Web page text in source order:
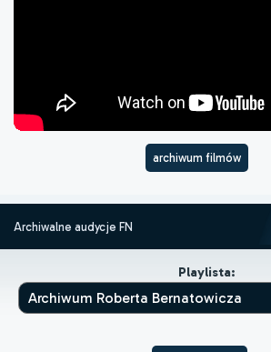
archiwum filmów
Archiwalne audycje FN
Playlista: